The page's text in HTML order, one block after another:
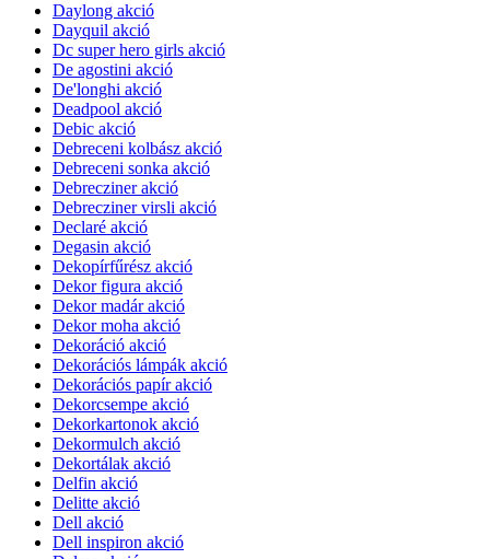
Daylong akció
Dayquil akció
Dc super hero girls akció
De agostini akció
De'longhi akció
Deadpool akció
Debic akció
Debreceni kolbász akció
Debreceni sonka akció
Debrecziner akció
Debrecziner virsli akció
Declaré akció
Degasin akció
Dekopírfűrész akció
Dekor figura akció
Dekor madár akció
Dekor moha akció
Dekoráció akció
Dekorációs lámpák akció
Dekorációs papír akció
Dekorcsempe akció
Dekorkartonok akció
Dekormulch akció
Dekortálak akció
Delfin akció
Delitte akció
Dell akció
Dell inspiron akció